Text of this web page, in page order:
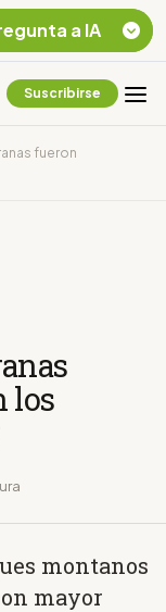
Suscribirse
fueron
los
montanos
mayor
a IA
Chevron Ecuador